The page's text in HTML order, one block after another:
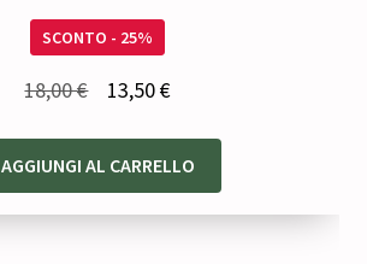
SCONTO - 25%
18,00€
originale
era:
13,50€Il
attuale
è:
AGGIUNGI AL CARRELLO